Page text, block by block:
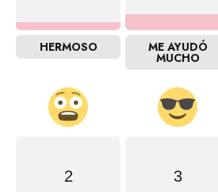
HERMOSO ME AYUDÓ
MUCHO
2 3